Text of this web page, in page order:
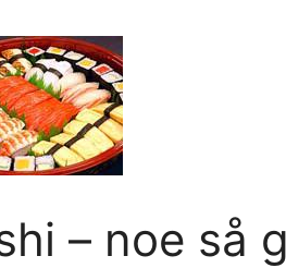
– noe så